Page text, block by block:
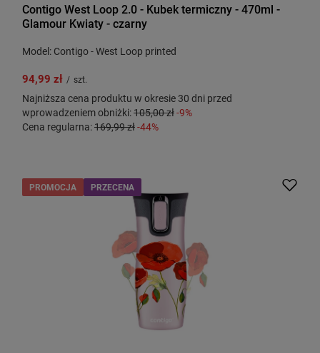
Contigo West Loop 2.0 - Kubek termiczny - 470ml -
Glamour Kwiaty - czarny
Model: Contigo - West Loop printed
94,99 zł / szt.
Najniższa cena produktu w okresie 30 dni przed
wprowadzeniem obniżki:105,00 zł-9%
Cena regularna:169,99 zł-44%
PROMOCJA PRZECENA